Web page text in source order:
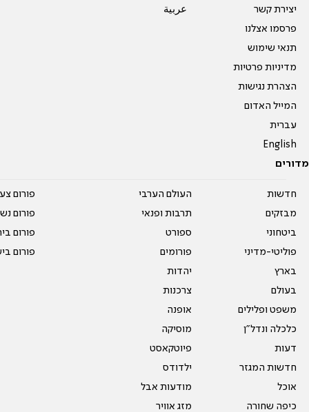
יצירת קשר
פרסמו אצלנו
תנאי שימוש
מדיניות פרטיות
הצהרת נגישות
המייל האדום
עברית
English
عربية
מדורים
חדשות
מבזקים
ביטחוני
פוליטי-מדיני
בארץ
בעולם
משפט ופלילים
כלכלה ונדל"ן
דעות
חדשות המגזר
אוכל
כיפה שחורה
העולם הערבי
תרבות ופנאי
ספורט
פורומים
יהדות
צרכנות
אופנה
מוסיקה
פיוטקאסט
ילדודס
מודעות אבל
מזג אוויר
פורום
פורום
פורום
פורום